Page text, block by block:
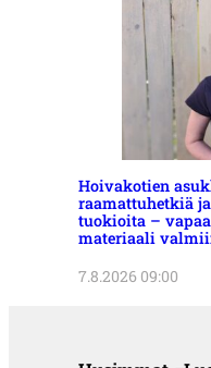
Hoivakotien
raamattuhetkiä
tuokioita –
materiaali
7.8.2026 09:00